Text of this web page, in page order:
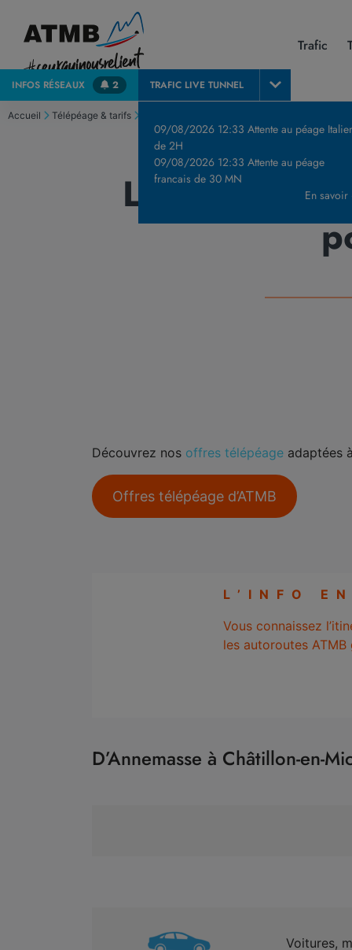
Trafic
INFOS RÉSEAUX 2 TRAFIC LIVE TUNNEL
09/08/2026 12:33 Attente au péage
de 2H
09/08/2026 12:33 Attente au péage
francais de 30 MN
En savoir
Accueil Télépéage & tarifs Les tarifs de péage de l’Autoroute Blanche
Les tarifs de
Découvrez nos offres télépéage adaptées
Offres télépéage d’ATMB
L’INFO
Vous connaissez
les autoroutes
D’Annemasse à Châtillon-en-
Voitures,